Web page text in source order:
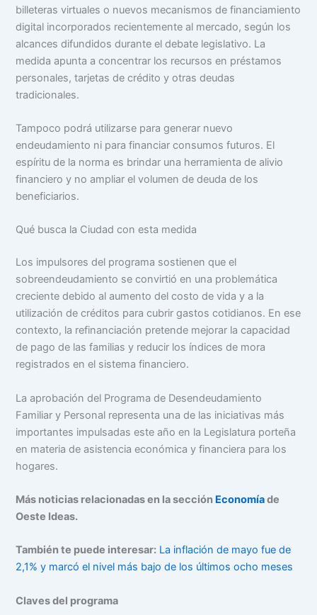
billeteras virtuales o nuevos mecanismos de financiamiento
digital incorporados recientemente al mercado, según los
alcances difundidos durante el debate legislativo. La
medida apunta a concentrar los recursos en préstamos
personales, tarjetas de crédito y otras deudas
tradicionales.
Tampoco podrá utilizarse para generar nuevo
endeudamiento ni para financiar consumos futuros. El
espíritu de la norma es brindar una herramienta de alivio
financiero y no ampliar el volumen de deuda de los
beneficiarios.
Qué busca la Ciudad con esta medida
Los impulsores del programa sostienen que el
sobreendeudamiento se convirtió en una problemática
creciente debido al aumento del costo de vida y a la
utilización de créditos para cubrir gastos cotidianos. En ese
contexto, la refinanciación pretende mejorar la capacidad
de pago de las familias y reducir los índices de mora
registrados en el sistema financiero.
La aprobación del Programa de Desendeudamiento
Familiar y Personal representa una de las iniciativas más
importantes impulsadas este año en la Legislatura porteña
en materia de asistencia económica y financiera para los
hogares.
Más noticias relacionadas en la sección Economíade
Oeste Ideas.
También te puede interesar: La inflación de mayo fue de
2,1% y marcó el nivel más bajo de los últimos ocho meses
Claves del programa